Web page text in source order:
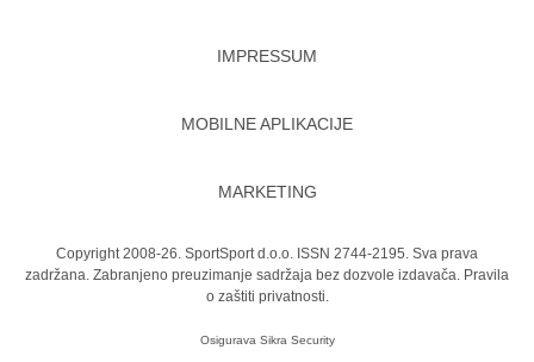
IMPRESSUM
MOBILNE APLIKACIJE
MARKETING
Copyright 2008-26. SportSport d.o.o. ISSN 2744-2195. Sva prava
zadržana. Zabranjeno preuzimanje sadržaja bez dozvole izdavača. Pravila
o zaštiti privatnosti.
Osigurava Sikra Security